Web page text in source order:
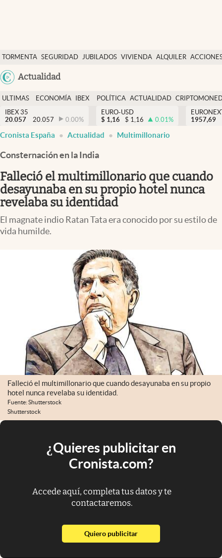
TORMENTA SEGURIDAD JUBILADOS VIVIENDA ALQUILER
USA
Actualidad
Economía y finanzas
Política
Actualidad
Criptomonedas
España
ULTIMAS
NOTICIAS
ECONOMÍA
FINANZAS
IBEX
EURO
POLÍTICA ACTUALIDAD
IBEX 35
20.057
20.057 0.00%
EURO-USD
$ 1,16 $ 1,16 0.01%
1957,69
Cronista España Actualidad Multimillonario
Consternación en la India
Falleció el multimillonario que cuando
desayunaba en su propio hotel nunca
revelaba su identidad
El magnate indio Ratan Tata era conocido por su estilo de
vida humilde.
Falleció el multimillonario que cuando desayunaba en su propio
hotel nunca revelaba su identidad.
Fuente: Shutterstock
Shutterstock
¿Quieres publicitar en
Cronista.com?
Accede aquí, completa tus datos y te
contactaremos.
Quiero publicitarabre en nueva pestaña